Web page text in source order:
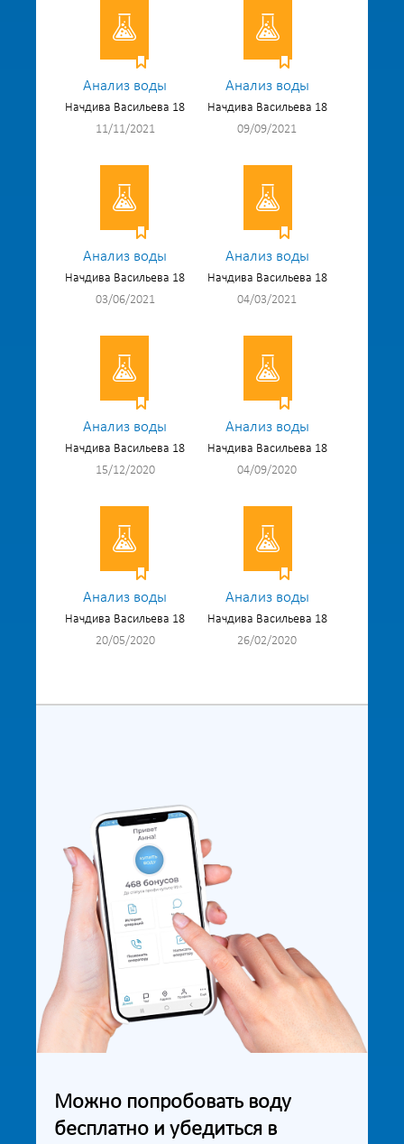
Анализ воды
Начдива Васильева 18
11/11/2021
Анализ воды
Начдива Васильева 18
09/09/2021
Анализ воды
Начдива Васильева 18
03/06/2021
Анализ воды
Начдива Васильева 18
04/03/2021
Анализ воды
Начдива Васильева 18
15/12/2020
Анализ воды
Начдива Васильева 18
04/09/2020
Анализ воды
Начдива Васильева 18
20/05/2020
Анализ воды
Начдива Васильева 18
26/02/2020
Можно попробовать воду
бесплатно и убедиться в